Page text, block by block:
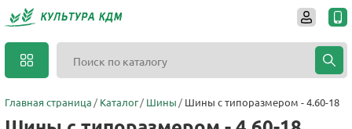
Главная страница Каталог Шины Шины с типоразмером - 4.60-18